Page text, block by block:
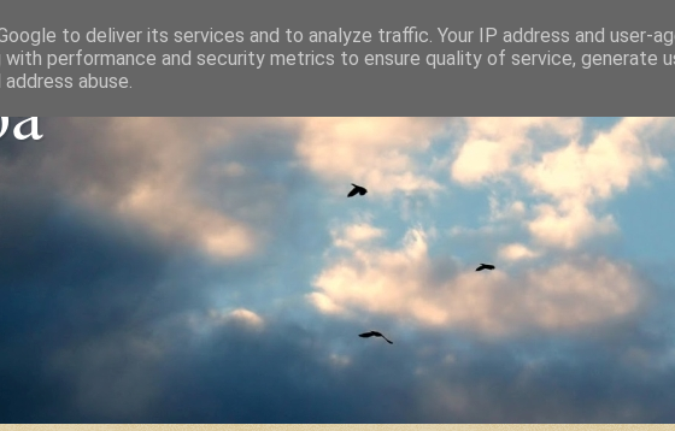
to deliver its services and to analyze traffic. Your IP address and user-
with performance and security metrics to ensure quality of service, generate
abuse.